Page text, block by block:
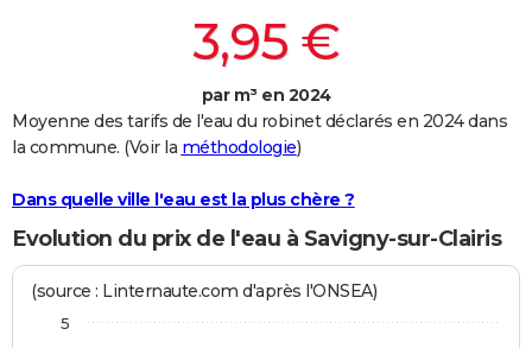
FORUM
3,95 €
par m³ en 2024
Moyenne des tarifs de l'eau du robinet déclarés en 2024 dans
la commune. (Voir la méthodologie)
Dans quelle ville l'eau est la plus chère ?
Evolution du prix de l'eau à Savigny-sur-Clairis
(source : Linternaute.com d'après l'ONSEA)
5